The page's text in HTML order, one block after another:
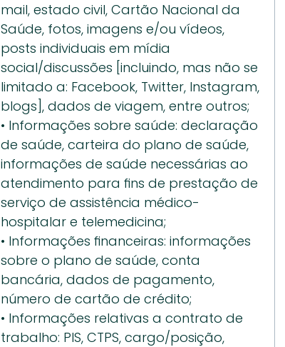
mail, estado civil, Cartão Nacional da
Saúde, fotos, imagens e/ou vídeos,
posts individuais em mídia
social/discussões [incluindo, mas não se
limitado a: Facebook, Twitter, Instagram,
blogs], dados de viagem, entre outros;
• Informações sobre saúde: declaração
de saúde, carteira do plano de saúde,
informações de saúde necessárias ao
atendimento para fins de prestação de
serviço de assistência médico-
hospitalar e telemedicina;
• Informações financeiras: informações
sobre o plano de saúde, conta
bancária, dados de pagamento,
número de cartão de crédito;
• Informações relativas a contrato de
trabalho: PIS, CTPS, cargo/posição,